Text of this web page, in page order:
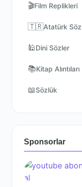
🎬Film Replikleri
🇹🇷Atatürk
🕌Dini Sözler
📚Kitap Alıntıları
📖Sözlük
Sponsorlar